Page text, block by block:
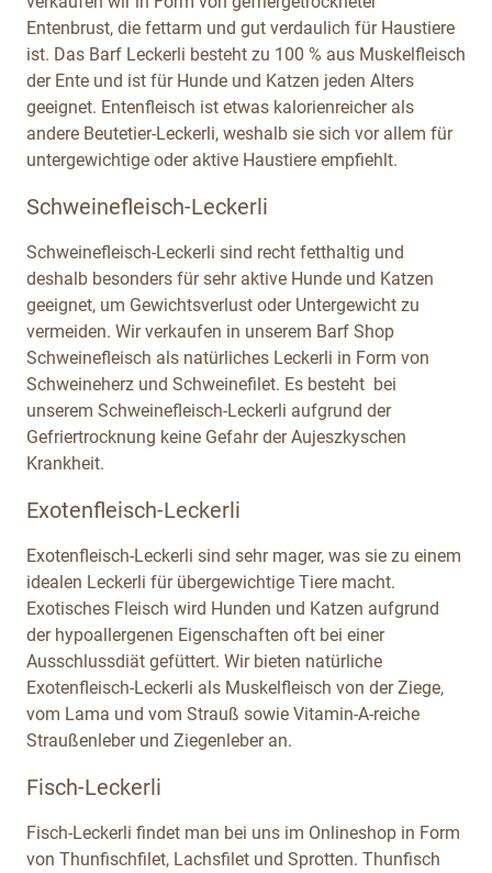
Entenbrust, die fettarm und gut verdaulich für Haustiere
ist. Das Barf Leckerli besteht zu 100 % aus Muskelfleisch
der Ente und ist für Hunde und Katzen jeden Alters
geeignet. Entenfleisch ist etwas kalorienreicher als
andere Beutetier-Leckerli, weshalb sie sich vor allem für
untergewichtige oder aktive Haustiere empfiehlt.
Schweinefleisch-Leckerli
Schweinefleisch-Leckerli sind recht fetthaltig und
deshalb besonders für sehr aktive Hunde und Katzen
geeignet, um Gewichtsverlust oder Untergewicht zu
vermeiden. Wir verkaufen in unserem Barf Shop
Schweinefleisch als natürliches Leckerli in Form von
Schweineherz und Schweinefilet. Es besteht bei
unserem Schweinefleisch-Leckerli aufgrund der
Gefriertrocknung keine Gefahr der Aujeszkyschen
Krankheit.
Exotenfleisch-Leckerli
Exotenfleisch-Leckerli sind sehr mager, was sie zu einem
idealen Leckerli für übergewichtige Tiere macht.
Exotisches Fleisch wird Hunden und Katzen aufgrund
der hypoallergenen Eigenschaften oft bei einer
Ausschlussdiät gefüttert. Wir bieten natürliche
Exotenfleisch-Leckerli als Muskelfleisch von der Ziege,
vom Lama und vom Strauß sowie Vitamin-A-reiche
Straußenleber und Ziegenleber an.
Fisch-Leckerli
Fisch-Leckerli findet man bei uns im Onlineshop in Form
von Thunfischfilet, Lachsfilet und Sprotten. Thunfisch